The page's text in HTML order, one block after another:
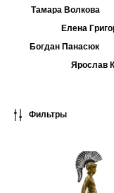
Тамара Волкова
Елена
Богдан Панасюк
Ярослав
Фильтры